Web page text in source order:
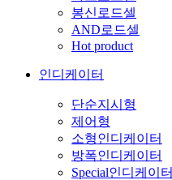
봉신로드셀
AND로드셀
Hot product
인디케이터
단순지시형
제어형
소형인디케이터
방폭인디케이터
Special인디케이터